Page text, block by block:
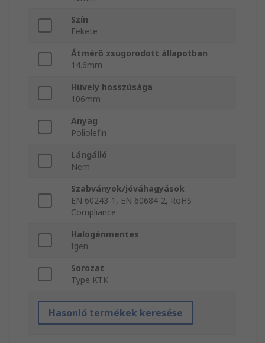
Szín
Fekete
Átmérő zsugorodott állapotban
14.6mm
Hüvely hosszúsága
106mm
Anyag
Poliolefin
Lángálló
Nem
Szabványok/jóváhagyások
EN 60243-1, EN 60684-2, RoHS
Compliance
Halogénmentes
Igen
Sorozat
Type KTK
Hasonló termékek keresése